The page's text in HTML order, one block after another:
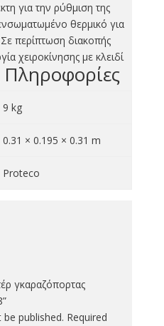
για την ρύθμιση της
θερμικό για
περίπτωση διακοπής
χειροκίνησης με κλειδί
Πληροφορίες
9 kg
0.31 × 0.195 × 0.31 m
Proteco
γκαραζόπορτας
published. Required